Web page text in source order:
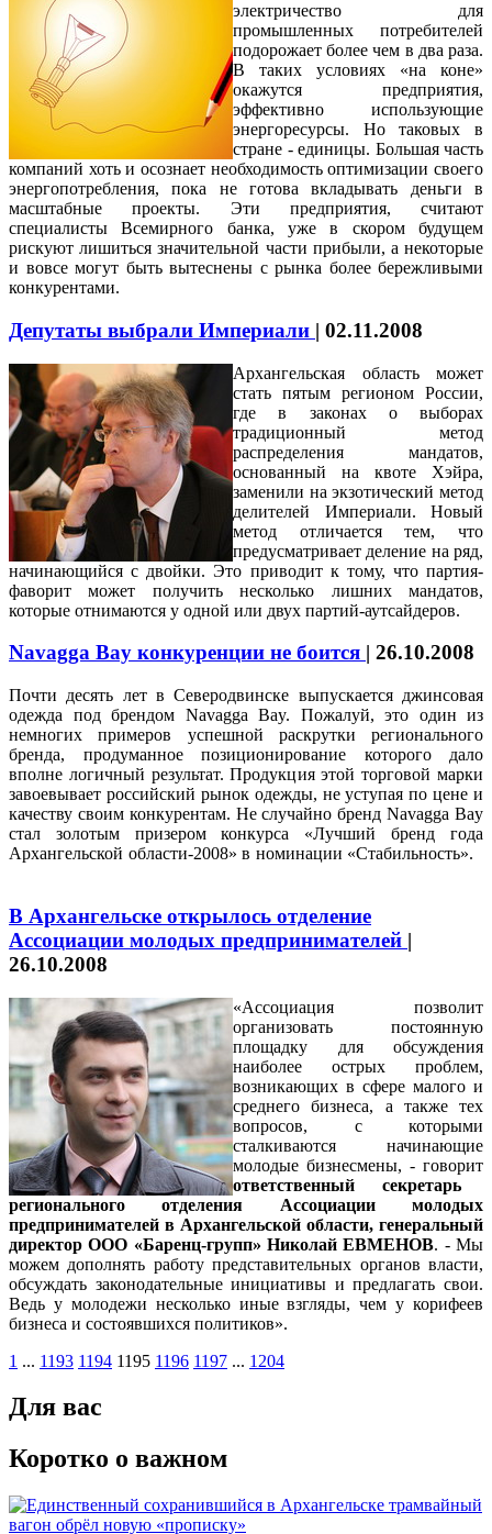
электричество для
промышленных потребителей
подорожает более чем в два раза.
В таких условиях «на коне»
окажутся предприятия,
эффективно использующие
энергоресурсы. Но таковых в
стране - единицы. Большая часть
компаний хоть и осознает необходимость оптимизации своего
энергопотребления, пока не готова вкладывать деньги в
масштабные проекты. Эти предприятия, считают
специалисты Всемирного банка, уже в скором будущем
рискуют лишиться значительной части прибыли, а некоторые
и вовсе могут быть вытеснены с рынка более бережливыми
конкурентами.
Депутаты выбрали Империали | 02.11.2008
Архангельская область может
стать пятым регионом России,
где в законах о выборах
традиционный метод
распределения мандатов,
основанный на квоте Хэйра,
заменили на экзотический метод
делителей Империали. Новый
метод отличается тем, что
предусматривает деление на ряд,
начинающийся с двойки. Это приводит к тому, что партия-
фаворит может получить несколько лишних мандатов,
которые отнимаются у одной или двух партий-аутсайдеров.
Navagga Bay конкуренции не боится | 26.10.2008
Почти десять лет в Северодвинске выпускается джинсовая
одежда под брендом Navagga Bay. Пожалуй, это один из
немногих примеров успешной раскрутки регионального
бренда, продуманное позиционирование которого дало
вполне логичный результат. Продукция этой торговой марки
завоевывает российский рынок одежды, не уступая по цене и
качеству своим конкурентам. Не случайно бренд Navagga Bay
стал золотым призером конкурса «Лучший бренд года
Архангельской области-2008» в номинации «Стабильность».
В Архангельске открылось отделение
Ассоциации молодых предпринимателей |
26.10.2008
«Ассоциация позволит
организовать постоянную
площадку для обсуждения
наиболее острых проблем,
возникающих в сфере малого и
среднего бизнеса, а также тех
вопросов, с которыми
сталкиваются начинающие
молодые бизнесмены, - говорит
ответственный секретарь
регионального отделения Ассоциации молодых
предпринимателей в Архангельской области, генеральный
директор ООО «Баренц-групп» Николай ЕВМЕНОВ. - Мы
можем дополнять работу представительных органов власти,
обсуждать законодательные инициативы и предлагать свои.
Ведь у молодежи несколько иные взгляды, чем у корифеев
бизнеса и состоявшихся политиков».
1 ... 1193 1194 1195 1196 1197 ... 1204
Для вас
Коротко о важном